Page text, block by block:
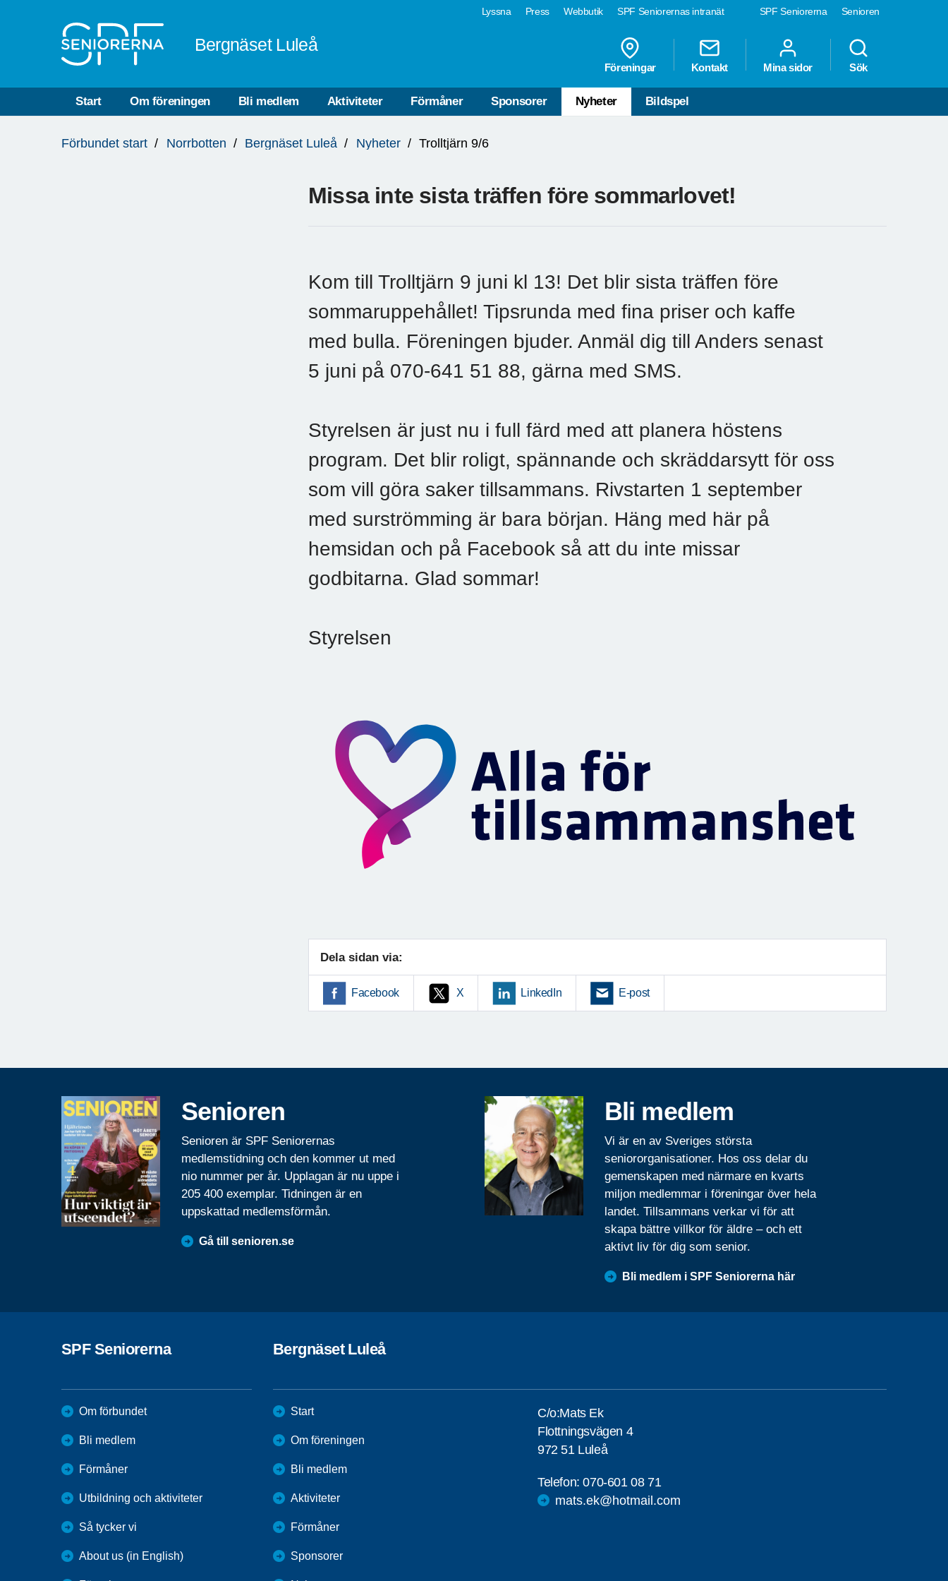
SPF Seniorerna Senioren
Lyssna Press Webbutik SPF Seniorernas intranät
Bergnäset Luleå
Föreningar Kontakt Mina sidor Sök
Start Om föreningen Bli medlem Aktiviteter Förmåner Sponsorer Nyheter Bildspel
är
Förbundet start Norrbotten Bergnäset Luleå Nyheter Trolltjärn 9/6
Missa inte sista träffen före sommarlovet!
Kom till Trolltjärn 9 juni kl 13! Det blir sista träffen före
sommaruppehållet! Tipsrunda med fina priser och kaffe
med bulla. Föreningen bjuder. Anmäl dig till Anders senast
5 juni på 070-641 51 88, gärna med SMS.
Styrelsen är just nu i full färd med att planera höstens
program. Det blir roligt, spännande och skräddarsytt för oss
som vill göra saker tillsammans. Rivstarten 1 september
med surströmming är bara början. Häng med här på
hemsidan och på Facebook så att du inte missar
godbitarna. Glad sommar!
Styrelsen
Dela sidan via:
Facebook X LinkedIn E-post
Senioren
Senioren är SPF Seniorernas
medlemstidning och den kommer ut med
nio nummer per år. Upplagan är nu uppe i
205 400 exemplar. Tidningen är en
uppskattad medlemsförmån.
Gå till senioren.se
Bli medlem
Vi är en av Sveriges största
seniororganisationer. Hos oss delar du
gemenskapen med närmare en kvarts
miljon medlemmar i föreningar över hela
landet. Tillsammans verkar vi för att
skapa bättre villkor för äldre – och ett
aktivt liv för dig som senior.
Bli medlem i SPF Seniorerna här
SPF Seniorerna
Om förbundet
Bli medlem
Förmåner
Utbildning och aktiviteter
Så tycker vi
About us (in English)
Bergnäset Luleå
Start
Om föreningen
Bli medlem
Aktiviteter
Förmåner
Sponsorer
C/o:Mats Ek
Flottningsvägen 4
972 51 Luleå
Telefon:070-601 08 71
mats.ek@hotmail.com